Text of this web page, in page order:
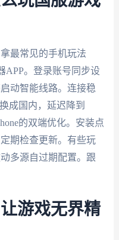
最常见的手机玩法
APP。登录账号同步设
动智能线路。连接稳
成国内，延迟降到
的双端优化。安装点
期检查更新。有些玩
多源自过期配置。跟
游戏无界精